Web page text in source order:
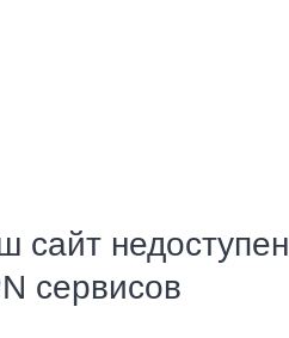
сайт недоступен
сервисов